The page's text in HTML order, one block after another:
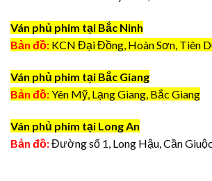
Ván phủ phim tại Bắc Ninh
Bản đồ: KCN Đại Đồng, Hoàn Sơn, Tiên
Ván phủ phim tại Bắc Giang
Bản đồ:Yên Mỹ, Lạng Giang, Bắc Giang
Ván phủ phim tại Long An
Bản đồ:Đường số 1, Long Hậu, Cần